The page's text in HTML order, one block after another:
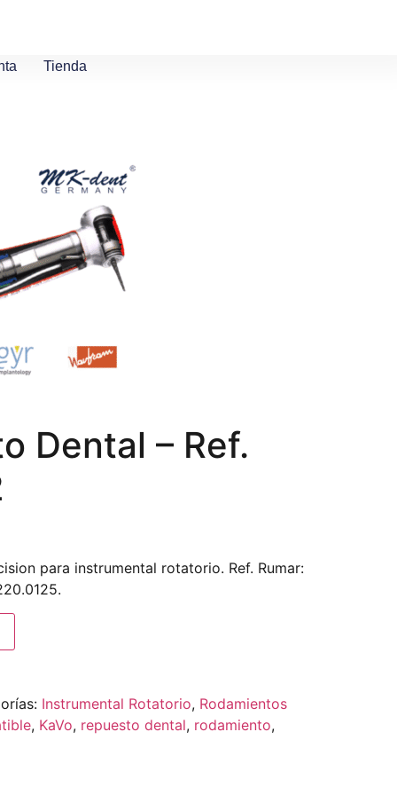
Tienda
Dental – Ref.
para instrumental rotatorio. Ref. Rumar:
Instrumental Rotatorio, Rodamientos
, KaVo, repuesto dental, rodamiento,